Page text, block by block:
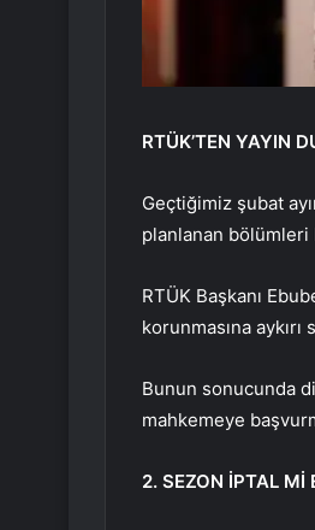
RTÜK’TEN YAYIN
Geçtiğimiz şubat
planlanan bölümleri
RTÜK Başkanı
korunmasına aykırı
Bunun sonucunda
mahkemeye
2. SEZON İPTAL Mİ